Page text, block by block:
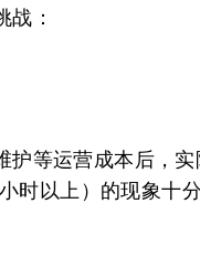
战：
护等运营成本后，
时以上）的现象十